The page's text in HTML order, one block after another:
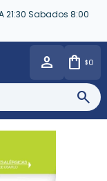
21:30 Sabados 8:00
$0